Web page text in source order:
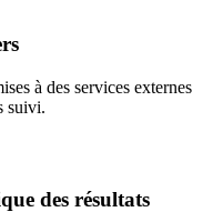
à des services externes
suivi.
des résultats